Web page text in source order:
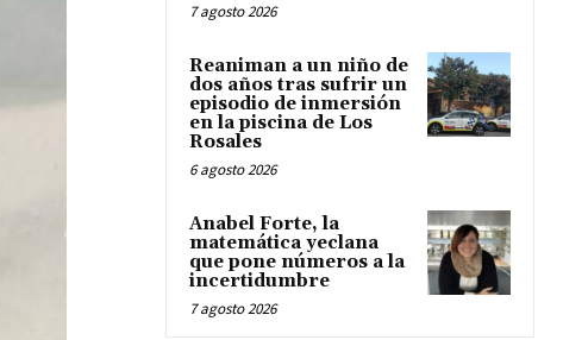
7 agosto 2026
Reaniman a un niño de
dos años tras sufrir un
episodio de inmersión
en la piscina de Los
Rosales
6 agosto 2026
Anabel Forte, la
matemática yeclana
que pone números a la
incertidumbre
7 agosto 2026